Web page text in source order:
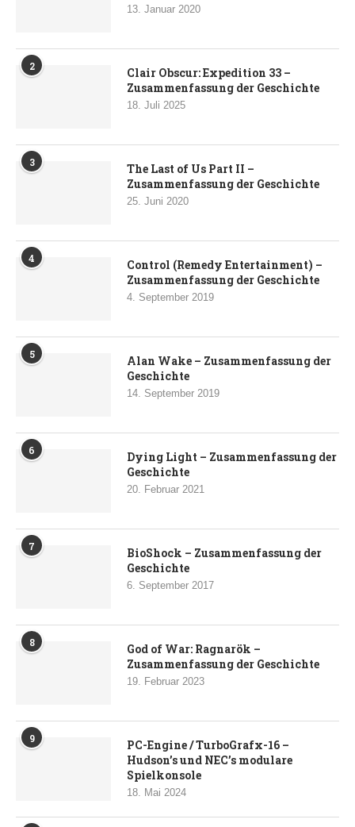
13. Januar 2020
2
Clair Obscur: Expedition 33 –
Zusammenfassung der Geschichte
18. Juli 2025
3
The Last of Us Part II –
Zusammenfassung der Geschichte
25. Juni 2020
4
Control (Remedy Entertainment) –
Zusammenfassung der Geschichte
4. September 2019
5
Alan Wake – Zusammenfassung der
Geschichte
14. September 2019
6
Dying Light – Zusammenfassung der
Geschichte
20. Februar 2021
7
BioShock – Zusammenfassung der
Geschichte
6. September 2017
8
God of War: Ragnarök –
Zusammenfassung der Geschichte
19. Februar 2023
9
PC-Engine / TurboGrafx-16 –
Hudson’s und NEC’s modulare
Spielkonsole
18. Mai 2024